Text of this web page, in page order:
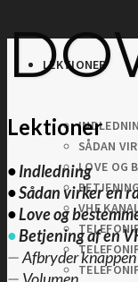
LEKTIONER
SÅDAN
LOVE OG
VHF
Lektioner
•Indledning
•Sådan virker en
•Love og
•Betjening af en
—Afbryder knappen